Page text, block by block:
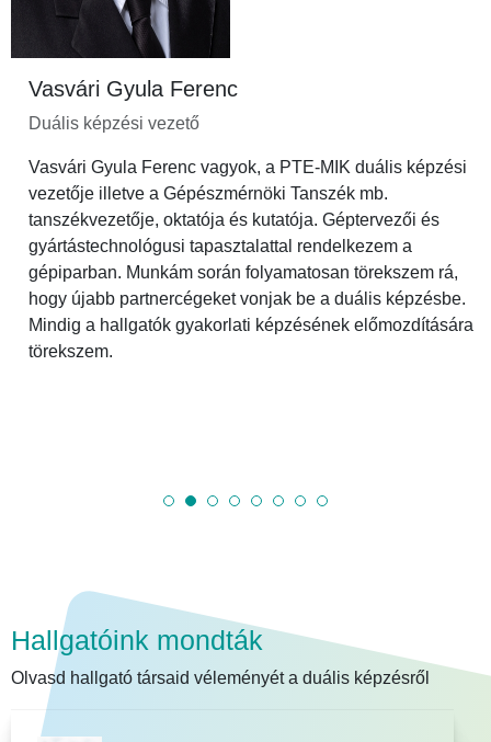
Vasvári Gyula Ferenc
Duális képzési vezető
Vasvári Gyula Ferenc vagyok, a PTE-MIK duális képzési
vezetője illetve a Gépészmérnöki Tanszék mb.
tanszékvezetője, oktatója és kutatója. Géptervezői és
gyártástechnológusi tapasztalattal rendelkezem a
gépiparban. Munkám során folyamatosan törekszem rá,
hogy újabb partnercégeket vonjak be a duális képzésbe.
Mindig a hallgatók gyakorlati képzésének előmozdítására
törekszem.
Hallgatóink mondták
Olvasd hallgató társaid véleményét a duális képzésről